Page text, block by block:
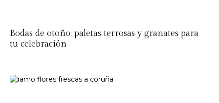
Bodas de otoño: paletas terrosas y granates para
tu celebración